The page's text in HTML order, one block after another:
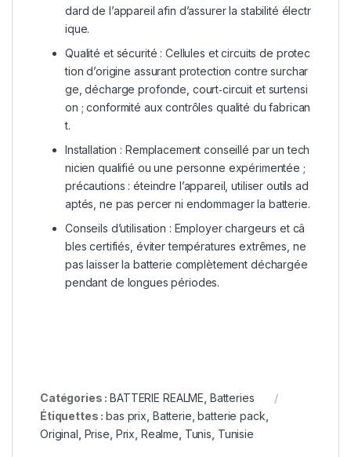
dard de l’appareil afin d’assurer la stabilité électr
ique.
Qualité et sécurité : Cellules et circuits de protec
tion d’origine assurant protection contre surchar
ge, décharge profonde, court‑circuit et surtensi
on ; conformité aux contrôles qualité du fabrican
t.
Installation : Remplacement conseillé par un tech
nicien qualifié ou une personne expérimentée ;
précautions : éteindre l’appareil, utiliser outils ad
aptés, ne pas percer ni endommager la batterie.
Conseils d’utilisation : Employer chargeurs et câ
bles certifiés, éviter températures extrêmes, ne
pas laisser la batterie complètement déchargée
pendant de longues périodes.
Catégories :BATTERIE REALME Batteries
Étiquettes :bas prix Batterie ,batterie pack
Original Prise Prix Realme Tunis Tunisie